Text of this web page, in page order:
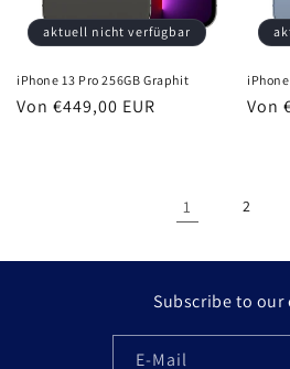
aktuell nicht verfügbar
iPhone 13 Pro 256GB Graphit
Normaler
Von €449,00 EUR Von
1 2
Subscribe to our
E-Mail